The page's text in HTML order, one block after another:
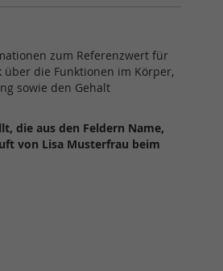
zum Referenzwert für
über die Funktionen im Körper,
sowie den Gehalt
die aus den Feldern Name,
von Lisa Musterfrau beim